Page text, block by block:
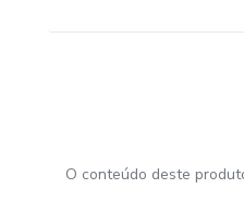
O conteúdo deste